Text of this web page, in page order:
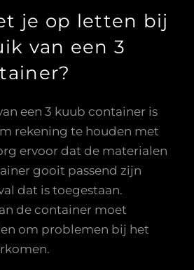
je op letten bij
van een 3
een 3 kuub container is
rekening te houden met
ervoor dat de materialen
gooit passend zijn
dat is toegestaan.
de container moet
om problemen bij het